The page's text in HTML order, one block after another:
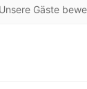
Unsere Gäste